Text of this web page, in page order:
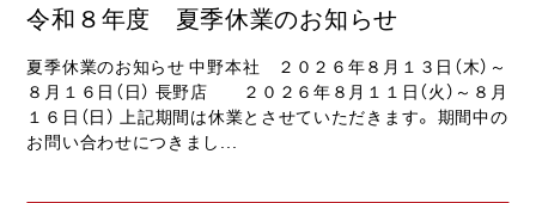
会社概要
スタッフ紹介
採用情報
令和８年度 夏季休業のお知らせ
夏季休業のお知らせ 中野本社 ２０２６年８月１３日（木）～
８月１６日（日） 長野店 ２０２６年８月１１日（火）～８月
１６日（日） 上記期間は休業とさせていただきます。 期間中の
お問い合わせにつきまし...